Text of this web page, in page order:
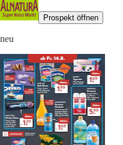
Prospekt öffnen
neu